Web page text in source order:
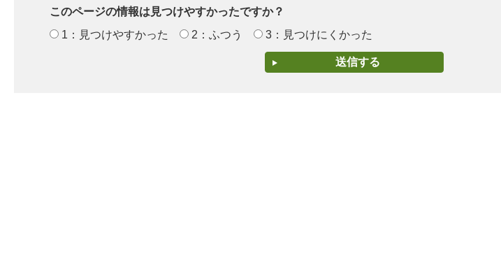
このページの情報は見つけやすかったですか？
1：見つけやすかった
2：ふつう 3：見つけにくかった